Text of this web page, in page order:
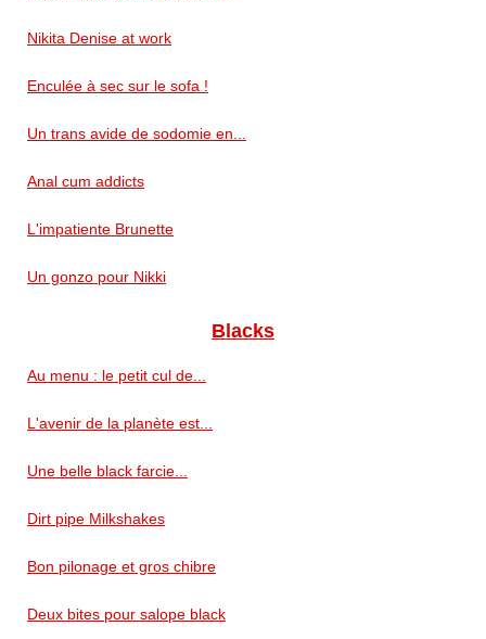
Nikita Denise at work
Enculée à sec sur le sofa !
Un trans avide de sodomie en...
Anal cum addicts
L'impatiente Brunette
Un gonzo pour Nikki
Blacks
Au menu : le petit cul de...
L'avenir de la planète est...
Une belle black farcie...
Dirt pipe Milkshakes
Bon pilonage et gros chibre
Deux bites pour salope black